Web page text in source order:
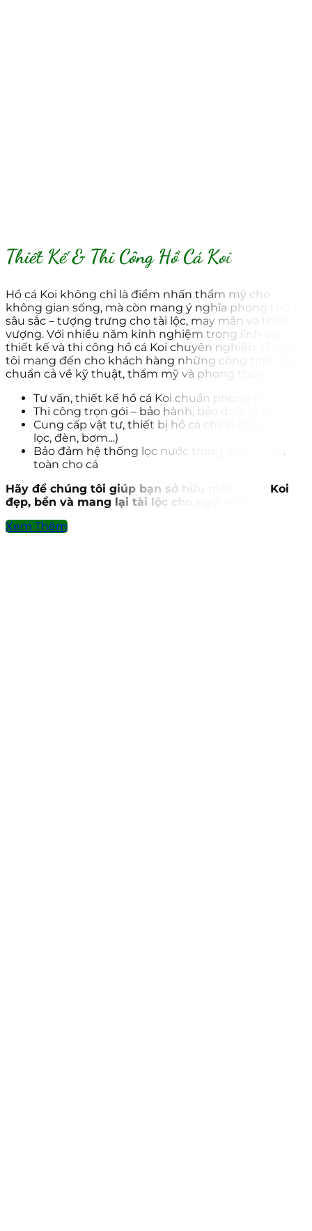
Thiết Kế & Thi Công Hồ Cá Koi
Hồ cá Koi không chỉ là điểm nhấn thẩm mỹ cho
không gian sống, mà còn mang ý nghĩa phong thủy
sâu sắc – tượng trưng cho tài lộc, may mắn và thịnh
vượng. Với nhiều năm kinh nghiệm trong lĩnh vực
thiết kế và thi công hồ cá Koi chuyên nghiệp, chúng
tôi mang đến cho khách hàng những công trình đạt
chuẩn cả về kỹ thuật, thẩm mỹ và phong thủy.
Tư vấn, thiết kế hồ cá Koi chuẩn phong thủy
Thi công trọn gói – bảo hành, bảo dưỡng dài hạn
Cung cấp vật tư, thiết bị hồ cá chính hãng (máy
lọc, đèn, bơm…)
Bảo đảm hệ thống lọc nước trong, sạch và an
toàn cho cá
Hãy để chúng tôi giúp bạn sở hữu một hồ cá Koi
đẹp, bền và mang lại tài lộc cho ngôi nhà!
Xem Thêm